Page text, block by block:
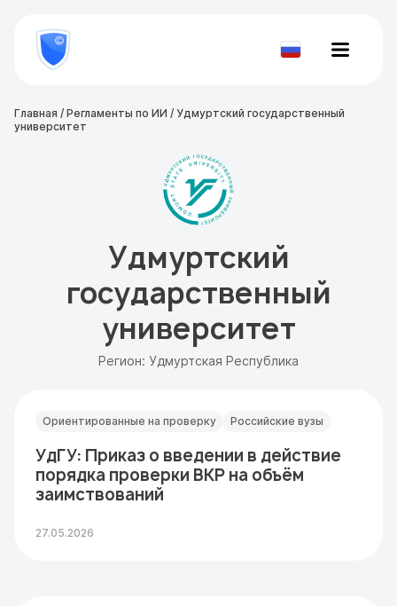
800
777-
81-Проверить
Главная / Регламенты по ИИ / Удмуртский государственный
университет
Удмуртский
государственный
университет
Регион: Удмуртская Республика
Ориентированные на проверку Российские вузы
УдГУ: Приказ о введении в действие
порядка проверки ВКР на объём
заимствований
27.05.2026